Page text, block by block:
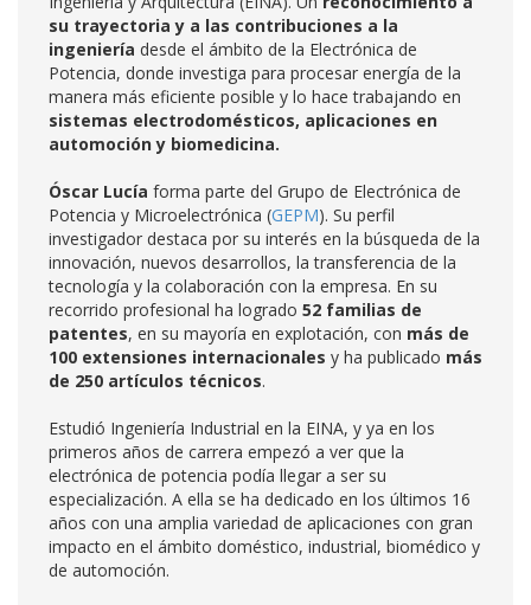
su trayectoria y a las contribuciones a la
ingeniería desde el ámbito de la Electrónica de
Potencia, donde investiga para procesar energía de la
manera más eficiente posible y lo hace trabajando en
sistemas electrodomésticos, aplicaciones en
automoción y biomedicina.
Óscar Lucía forma parte del Grupo de Electrónica de
Potencia y Microelectrónica (GEPM). Su perfil
investigador destaca por su interés en la búsqueda de la
innovación, nuevos desarrollos, la transferencia de la
tecnología y la colaboración con la empresa. En su
recorrido profesional ha logrado 52 familias de
patentes, en su mayoría en explotación, con más de
100 extensiones internacionales y ha publicado más
de 250 artículos técnicos.
Estudió Ingeniería Industrial en la EINA, y ya en los
primeros años de carrera empezó a ver que la
electrónica de potencia podía llegar a ser su
especialización. A ella se ha dedicado en los últimos 16
años con una amplia variedad de aplicaciones con gran
impacto en el ámbito doméstico, industrial, biomédico y
de automoción.